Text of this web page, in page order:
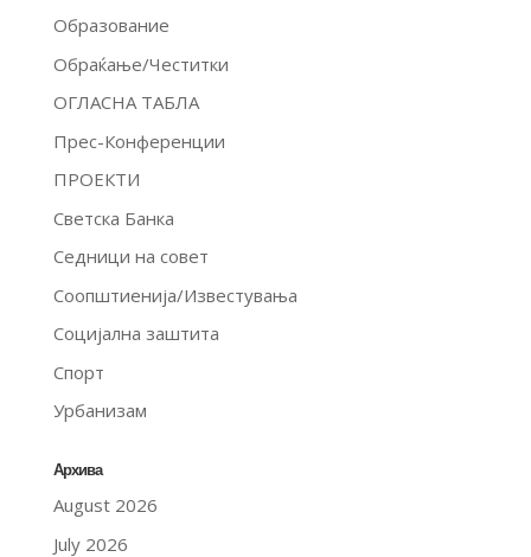
Образование
Обраќање/Честитки
ОГЛАСНА ТАБЛА
Прес-Конференции
ПРОЕКТИ
Светска Банка
Седници на совет
Соопштиенија/Известувања
Социјална заштита
Спорт
Урбанизам
Архива
August 2026
July 2026